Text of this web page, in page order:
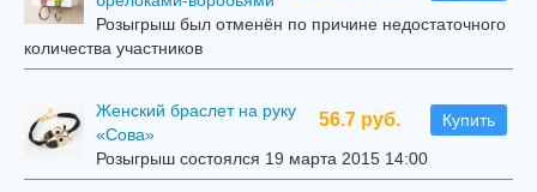
Розыгрыш был отменён по причине недостаточного
количества участников
56.7 руб. Купить
Женский браслет на руку
«Сова»
Розыгрыш состоялся 19 марта 2015 14:00